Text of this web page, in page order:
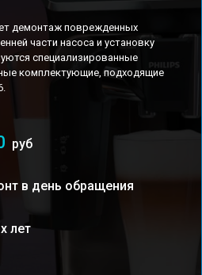
демонтаж поврежденных
части насоса и установку
специализированные
комплектующие, подходящие
руб
в день обращения
лет